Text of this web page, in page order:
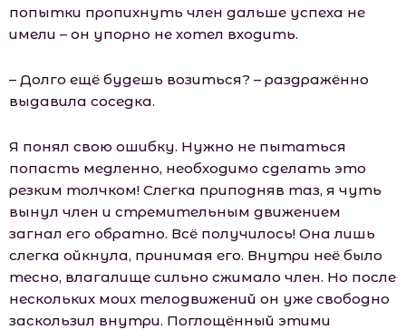
попытки пропихнуть член дальше успеха не
имели – он упорно не хотел входить.
– Долго ещё будешь возиться? – раздражённо
выдавила соседка.
Я понял свою ошибку. Нужно не пытаться
попасть медленно, необходимо сделать это
резким толчком! Слегка приподняв таз, я чуть
вынул член и стремительным движением
загнал его обратно. Всё получилось! Она лишь
слегка ойкнула, принимая его. Внутри неё было
тесно, влагалище сильно сжимало член. Но после
нескольких моих телодвижений он уже свободно
заскользил внутри. Поглощённый этими